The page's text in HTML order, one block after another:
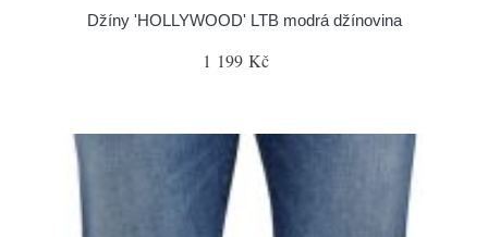
Džíny 'HOLLYWOOD' LTB modrá džínovina
1 199 Kč